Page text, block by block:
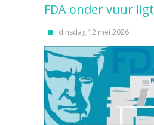
FDA onder vuur ligt
dinsdag 12 mei 2026